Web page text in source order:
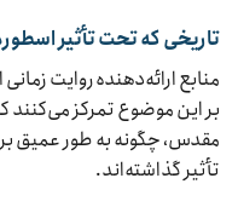
تاریخی که تحت تأثیر
منابع ارائه‌دهنده روایت
بر این موضوع تمرکز می‌کنند
مقدس، چگونه به طور عمیق
تأثیر گذاشته‌اند.